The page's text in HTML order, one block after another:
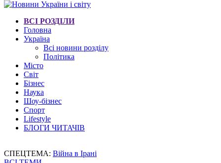
ВСІ РОЗДІЛИ
Головна
Україна
Всі новини розділу
Політика
Місто
Світ
Бізнес
Наука
Шоу-бізнес
Спорт
Lifestyle
БЛОГИ ЧИТАЧІВ
СПЕЦТЕМА: Війна в Ірані